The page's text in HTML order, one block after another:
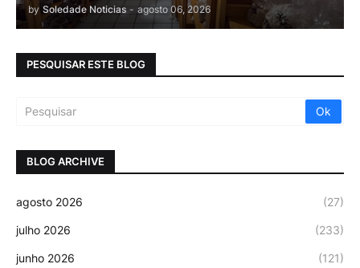
by Soledade Noticias - agosto 06, 2026
PESQUISAR ESTE BLOG
BLOG ARCHIVE
agosto 2026 (27)
julho 2026 (233)
junho 2026 (121)